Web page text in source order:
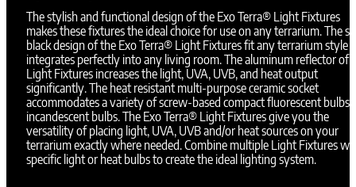
The stylish and functional design of the Exo Terra® Light Fixtures
makes these fixtures the ideal choice for use on any terrarium. The
black design of the Exo Terra® Light Fixtures fit any terrarium style
integrates perfectly into any living room. The aluminum reflector of
Light Fixtures increases the light, UVA, UVB, and heat output
significantly. The heat resistant multi-purpose ceramic socket
accommodates a variety of screw-based compact fluorescent bulbs
incandescent bulbs. The Exo Terra® Light Fixtures give you the
versatility of placing light, UVA, UVB and/or heat sources on your
terrarium exactly where needed. Combine multiple Light Fixtures
specific light or heat bulbs to create the ideal lighting system.